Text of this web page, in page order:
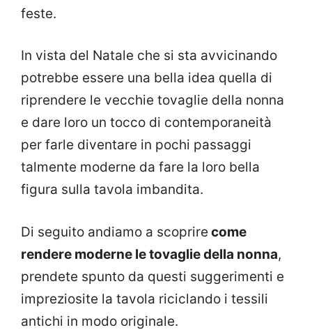
feste.
In vista del Natale che si sta avvicinando
potrebbe essere una bella idea quella di
riprendere le vecchie tovaglie della nonna
e dare loro un tocco di contemporaneità
per farle diventare in pochi passaggi
talmente moderne da fare la loro bella
figura sulla tavola imbandita.
Di seguito andiamo a scoprire come
rendere moderne le tovaglie della nonna,
prendete spunto da questi suggerimenti e
impreziosite la tavola riciclando i tessili
antichi in modo originale.